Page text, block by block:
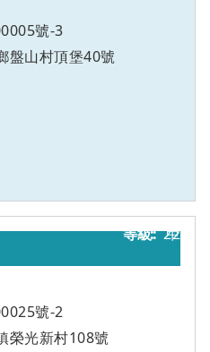
號-3
盤山村頂堡40號
22
號-2
榮光新村108號
甲